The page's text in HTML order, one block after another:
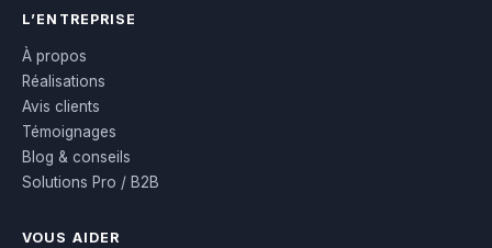
L’ENTREPRISE
À propos
Réalisations
Avis clients
Témoignages
Blog & conseils
Solutions Pro / B2B
VOUS AIDER